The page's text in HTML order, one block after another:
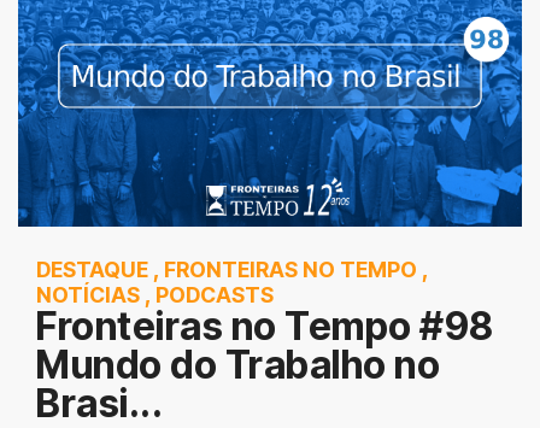
DESTAQUE , FRONTEIRAS NO TEMPO ,
NOTÍCIAS , PODCASTS
Fronteiras no Tempo #98
Mundo do Trabalho no
Brasi...